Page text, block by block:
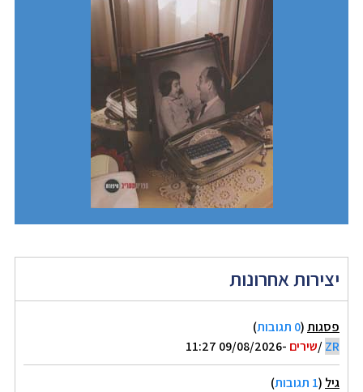
יצירות אחרונות
פסגות(0 תגובות
)
ZR
/שירים -09/08/2026 11:27
גיל (1 תגובות
)